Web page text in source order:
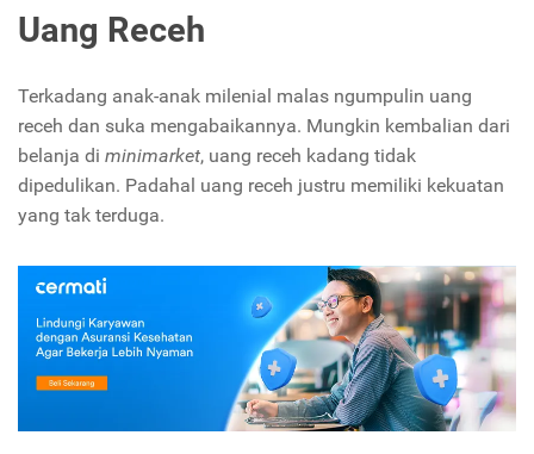
Uang Receh
Terkadang anak-anak milenial malas ngumpulin uang
receh dan suka mengabaikannya. Mungkin kembalian dari
belanja di minimarket, uang receh kadang tidak
dipedulikan. Padahal uang receh justru memiliki kekuatan
yang tak terduga.